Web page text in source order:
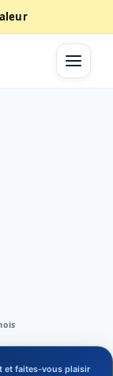
et faites-vous plaisir